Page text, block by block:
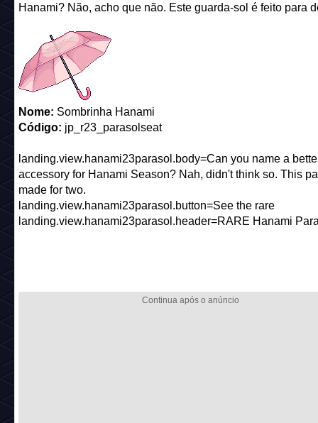
Hanami? Não, acho que não. Este guarda-sol é feito para
Nome: Sombrinha Hanami
Código: jp_r23_parasolseat
landing.view.hanami23parasol.body=Can you name a
accessory for Hanami Season? Nah, didn't think so. This
made for two.
landing.view.hanami23parasol.button=See the rare
landing.view.hanami23parasol.header=RARE Hanami